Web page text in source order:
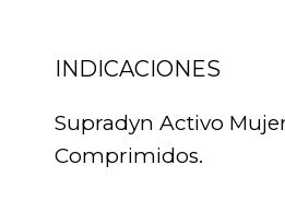
INDICACIONES
Supradyn Activo
Comprimidos.